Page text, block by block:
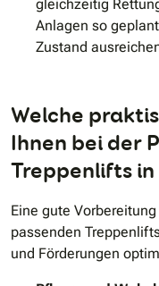
gleichzeitig
Anlagen so
Zustand
Welche
Ihnen bei der
Treppenlifts
Eine gute
passenden
und Förderungen